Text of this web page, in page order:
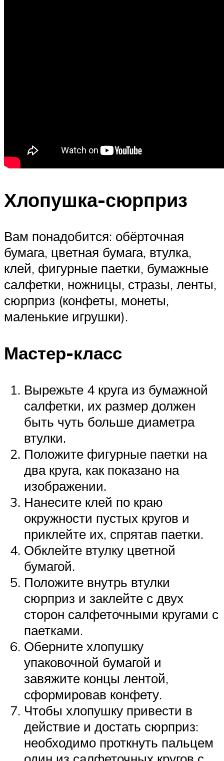
Хлопушка-сюрприз
Вам понадобится: обёрточная
бумага, цветная бумага, втулка,
клей, фигурные паетки, бумажные
салфетки, ножницы, стразы, ленты,
сюрприз (конфеты, монеты,
маленькие игрушки).
Мастер-класс
Вырежьте 4 круга из бумажной
салфетки, их размер должен
быть чуть больше диаметра
втулки.
Положите фигурные паетки на
два круга, как показано на
изображении.
Нанесите клей по краю
окружности пустых кругов и
приклейте их, спрятав паетки.
Обклейте втулку цветной
бумагой.
Положите внутрь втулки
сюрприз и заклейте с двух
сторон салфеточными кругами с
паетками.
Оберните хлопушку
упаковочной бумагой и
завяжите концы лентой,
сформировав конфету.
Чтобы хлопушку привести в
действие и достать сюрприз:
необходимо проткнуть пальцем